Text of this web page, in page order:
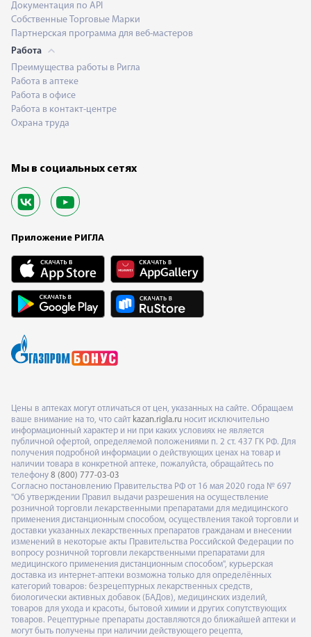
Документация по API
Собственные Торговые Марки
Партнерская программа для веб-мастеров
Работа
Преимущества работы в Ригла
Работа в аптеке
Работа в офисе
Работа в контакт-центре
Охрана труда
Мы в социальных сетях
Приложение РИГЛА
Цены в аптеках могут отличаться от цен, указанных на сайте. Обращаем
ваше внимание на то, что сайт kazan.rigla.ru носит исключительно
информационный характер и ни при каких условиях не является
публичной офертой, определяемой положениями п. 2 ст. 437 ГК РФ. Для
получения подробной информации о действующих ценах на товар и
наличии товара в конкретной аптеке, пожалуйста, обращайтесь по
телефону 8 (800) 777-03-03
Согласно постановлению Правительства РФ от 16 мая 2020 года № 697
"Об утверждении Правил выдачи разрешения на осуществление
розничной торговли лекарственными препаратами для медицинского
применения дистанционным способом, осуществления такой торговли и
доставки указанных лекарственных препаратов гражданам и внесении
изменений в некоторые акты Правительства Российской Федерации по
вопросу розничной торговли лекарственными препаратами для
медицинского применения дистанционным способом", курьерская
доставка из интернет-аптеки возможна только для определённых
категорий товаров: безрецептурных лекарственных средств,
биологически активных добавок (БАДов), медицинских изделий,
товаров для ухода и красоты, бытовой химии и других сопутствующих
товаров. Рецептурные препараты доставляются до ближайшей аптеки и
могут быть получены при наличии действующего рецепта,